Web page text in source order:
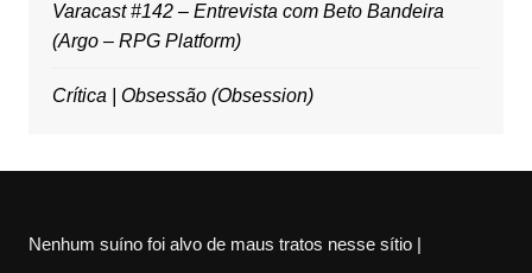
Varacast #142 – Entrevista com Beto Bandeira
(Argo – RPG Platform)
Crítica | Obsessão (Obsession)
Nenhum suíno foi alvo de maus tratos nesse sítio |